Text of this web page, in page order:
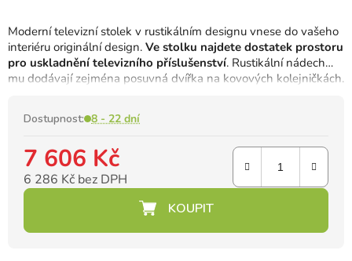
Moderní televizní stolek v rustikálním designu vnese do vašeho
interiéru originální design. Ve stolku najdete dostatek prostoru
pro uskladnění televizního příslušenství. Rustikální nádech
mu dodávají zejména posuvná dvířka na kovových kolejničkách.
Dostupnost: 8 - 22 dní
7 606 Kč
6 286 Kč bez DPH